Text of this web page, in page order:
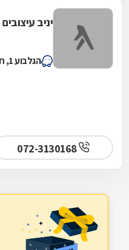
יניב עיצובים
הגלבוע 1, חדרה
072-3130168